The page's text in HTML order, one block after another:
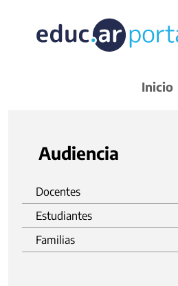
Inicio
Audiencia
Docentes
Estudiantes
Familias